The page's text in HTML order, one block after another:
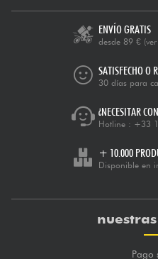
ENVÍO GRATIS
desde 89 €
SATISFECHO O
30 días para
¿NECESITAR
Hotline : +33
+ 10.000
Disponible en
Pago